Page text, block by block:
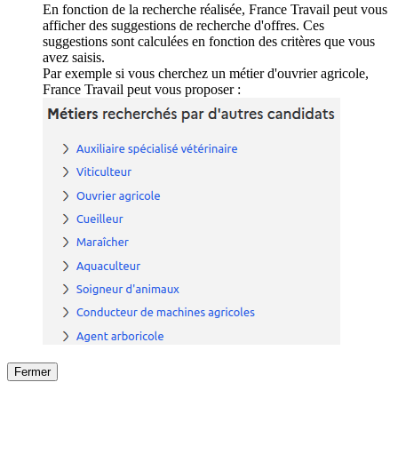
En fonction de la recherche réalisée, France Travail peut vous
afficher des suggestions de recherche d'offres. Ces
suggestions sont calculées en fonction des critères que vous
avez saisis.
Par exemple si vous cherchez un métier d'ouvrier agricole,
France Travail peut vous proposer :
Fermer